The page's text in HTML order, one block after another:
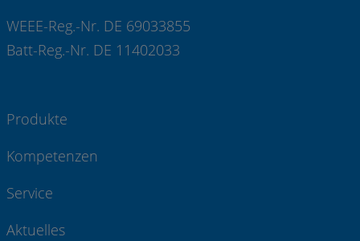
WEEE-Reg.-Nr. DE 69033855
Batt-Reg.-Nr. DE 11402033
Produkte
Kompetenzen
Service
Aktuelles